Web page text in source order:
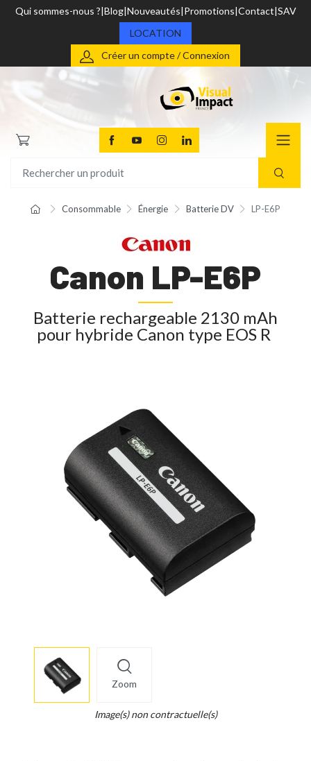
Qui sommes-nous ? Blog Nouveautés Promotions Contact SAV
LOCATION
Créer un compte / Connexion
Consommable Énergie Batterie DV LP-E6P
Canon LP-E6P
Batterie rechargeable 2130 mAh
pour hybride Canon type EOS R
Zoom
info
Legend...
Image(s) non contractuelle(s)